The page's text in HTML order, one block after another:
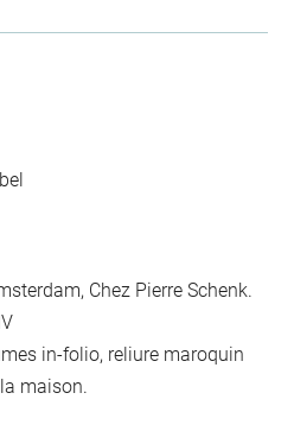
Chez Pierre Schenk.
in-folio, reliure maroquin
maison.